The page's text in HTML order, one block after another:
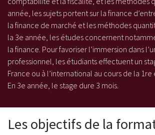
année, les sujets portent sur la finance
la finance de marché et les méthodes
la 3e année, les études concernent
la finance. Pour favoriser l’immersion dans
professionnel, les étudiants effectuent un
France ou à l’international au cours de la 1re
En 3e année, le stage dure 3 mois.
Les objectifs de la